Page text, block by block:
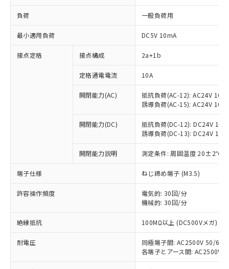
負荷 一般負荷用
最小適用負荷 DC5V 10mA
接点定格 接点構成 2a+1b
定格通電電流 10A
開閉能力(AC)
抵抗負荷(AC-12): AC24V
誘導負荷(AC-15): AC24V
開閉能力(DC)
抵抗負荷(DC-12): DC24V
誘導負荷(DC-13): DC24V
開閉能力説明 測定条件: 周囲温度 20±2℃
端子仕様 ねじ締め端子 (M3.5)
許容操作頻度
電気的: 30回/分
機械的: 30回/分
絶縁抵抗 100MΩ以上 (DC500Vメガ)
耐電圧
同極端子間: AC2500V 50/
各端子とアース間: AC2500V
以下の条件をお読みいただき、同意のうえ
本サービスは、当社制御機器事業取扱
対応済み：EU RoHS指令（10物質）の
非含有に対応した製品が提供可能な商品で
対応予定：EU RoHS指令（10物質）の非含
有に対応した製品に切り替える予定のある
対応予定なし：EU RoHS指令（10物質）の
非含有に非対応の商品で、対応品を出す予
調査・確認中：EU RoHS指令（10物質）の